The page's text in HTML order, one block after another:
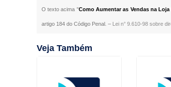
O texto acima "Como Aumentar as Vendas na
artigo 184 do Código Penal. – Lei n° 9.610-98 sobre
Veja Também